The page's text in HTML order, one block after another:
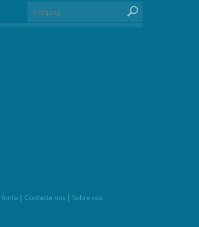
fonte | Contacte nos | Sobre nós